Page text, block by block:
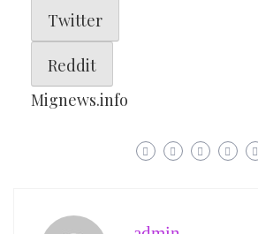
Twitter
Reddit
Mignews.info